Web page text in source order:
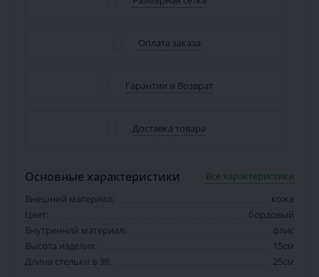
Оплата заказа
Гарантии и Возврат
Доставка товара
Основные характеристики
Все характеристики
Внешний материал:
кожа
Цвет:
бордовый
Внутренний материал:
флис
Высота изделия:
15см
Длина стельки в 38:
25см